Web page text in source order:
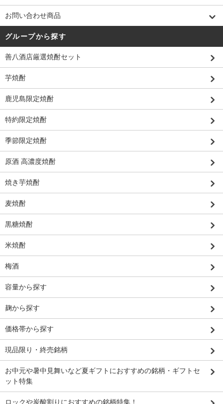
お問い合わせ商品
グループから探す
善八酒店厳選焼酎セット
芋焼酎
鹿児島限定焼酎
特約限定焼酎
季節限定焼酎
原酒 高濃度焼酎
焼き芋焼酎
麦焼酎
黒糖焼酎
米焼酎
梅酒
容量から探す
麹から探す
価格帯から探す
現品限り・終売銘柄
お中元や暑中見舞いなど夏ギフトにおすすめの銘柄・ギフトセ
ット特集
ロックや炭酸割りにおすすめの銘柄特集！